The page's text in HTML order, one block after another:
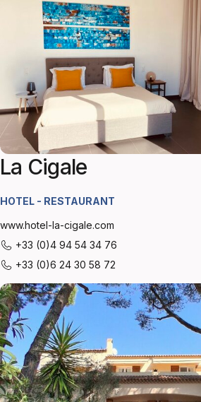
La Cigale
HOTEL - RESTAURANT
www.hotel-la-cigale.com
+33 (0)4 94 54 34 76
+33 (0)6 24 30 58 72